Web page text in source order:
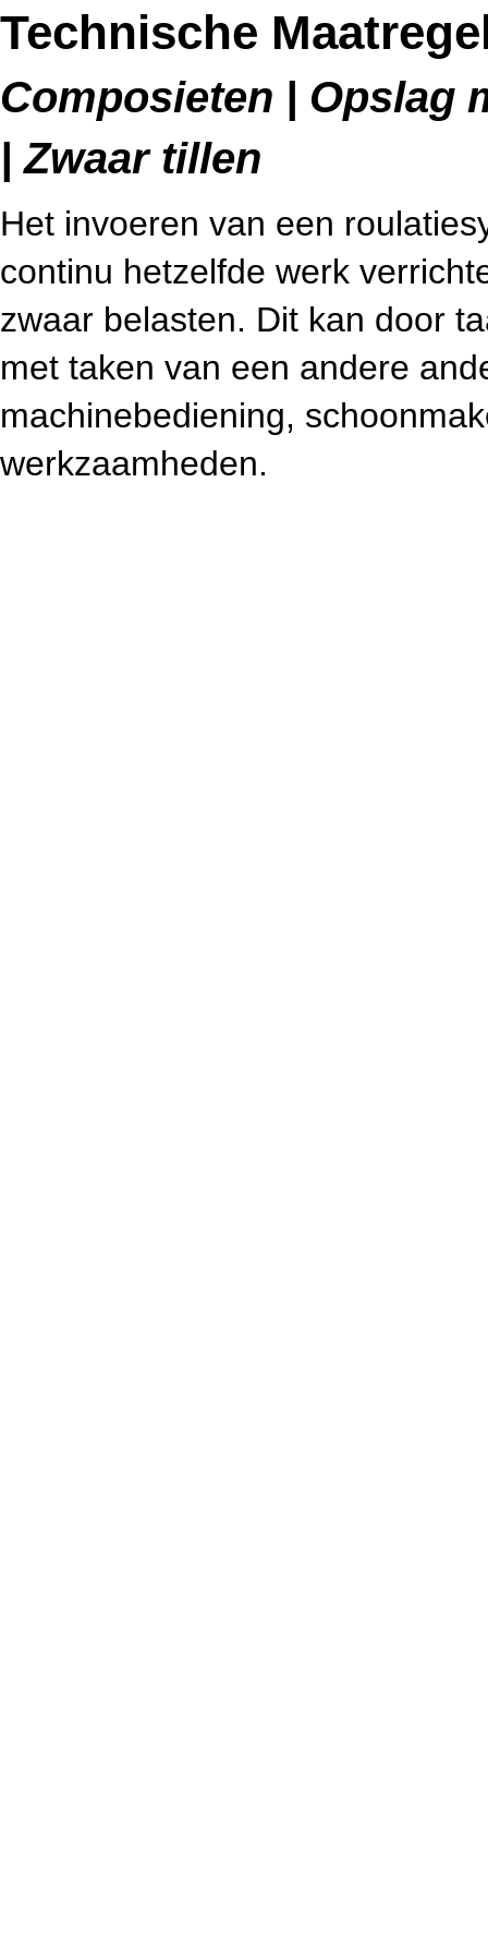
Technische
Composieten | Opslag
| Zwaar tillen
Het invoeren van een
continu hetzelfde werk
zwaar belasten. Dit kan door
met taken van een andere
machinebediening,
werkzaamheden.